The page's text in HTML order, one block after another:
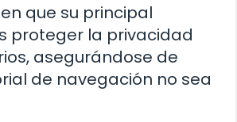
que su principal
proteger la privacidad
asegurándose de
de navegación no sea